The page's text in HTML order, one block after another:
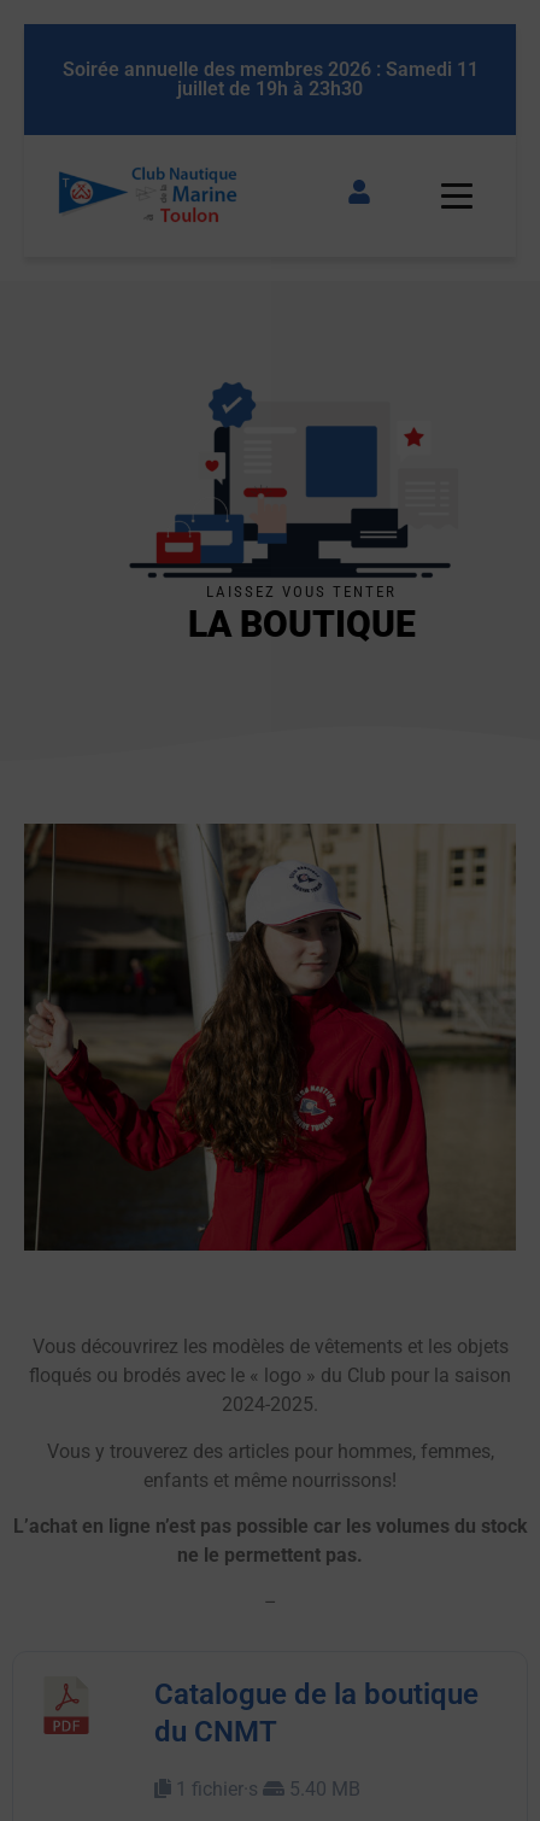
Soirée annuelle des membres 2026 : Samedi 11
juillet de 19h à 23h30
LAISSEZ VOUS TENTER
LA BOUTIQUE
Vous découvrirez les modèles de vêtements et les objets
floqués ou brodés avec le « logo » du Club pour la saison
2024-2025.
Vous y trouverez des articles pour hommes, femmes,
enfants et même nourrissons!
L’achat en ligne n’est pas possible car les volumes du stock
ne le permettent pas.
–
Catalogue de la boutique
du CNMT
1 fichier·s 5.40 MB